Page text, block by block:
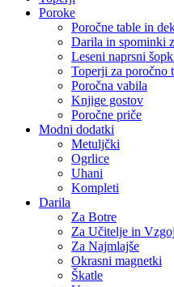
Poroke
Poročne table in
Darila in spominki
Leseni naprsni
Toperji za poročno
Poročna vabila
Knjige gostov
Poročne priče
Modni dodatki
Metuljčki
Ogrlice
Uhani
Kompleti
Darila
Za Botre
Za Učitelje in
Za Najmlajše
Okrasni magnetki
Škatle